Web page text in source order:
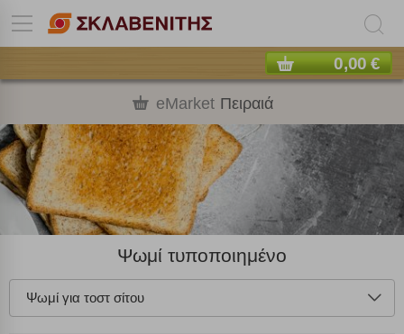
0,00 €
eMarket Πειραιά
Ψωμί τυποποιημένο
Ψωμί για τοστ σίτου